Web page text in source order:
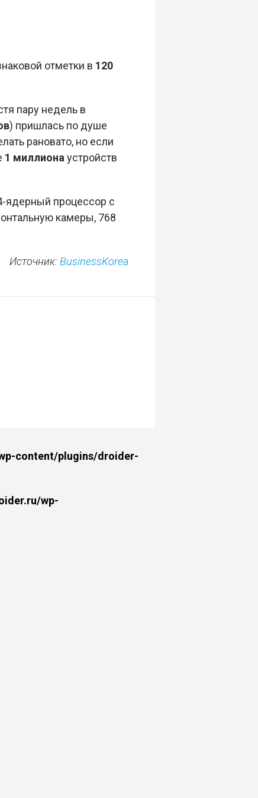
отметки в 120
пару недель в
) пришлась по душе
рановато, но если
1 миллиона устройств
ядерный процессор с
камеры, 768
Источник: BusinessKorea
content/plugins/droider-
wp-